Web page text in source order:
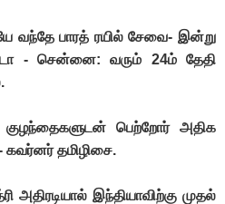
பாரத் ரயில் சேவை- இன்று
- சென்னை: வரும் 24ம் தேதி
பெற்றோர் அதிக
தமிழிசை.
அதிரடியால் இந்தியாவிற்கு முதல்